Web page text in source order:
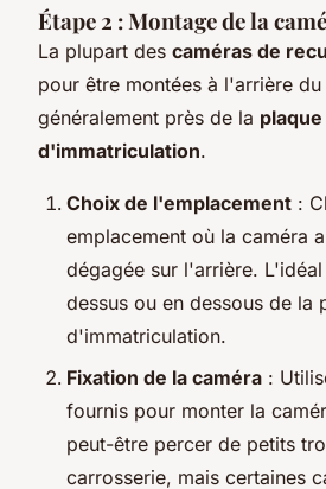
Étape 2 : Montage de la
La plupart des caméras de
pour être montées à l'arrière du
généralement près de la plaque
d'immatriculation.
Choix de l'emplacement :
emplacement où la caméra
dégagée sur l'arrière.
dessus ou en dessous de la
d'immatriculation.
Fixation de la caméra :
fournis pour monter la
peut-être percer de petits
carrosserie, mais certaines